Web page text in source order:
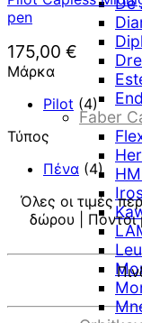
Faber
pen
175,00 €
Μάρκα
Pilot (4)
Τύπος
Πένα (4)
Όλες οι τιμές
δώρου | Πόντοι